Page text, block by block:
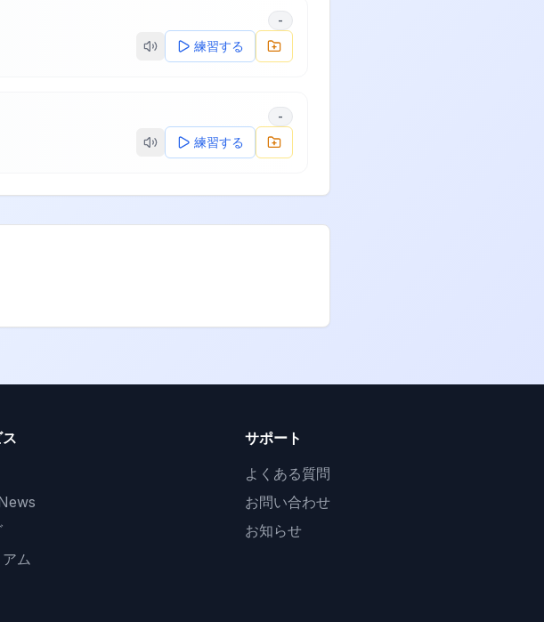
-
練習する
-
練習する
ム
サポート
よくある質問
お問い合わせ
お知らせ